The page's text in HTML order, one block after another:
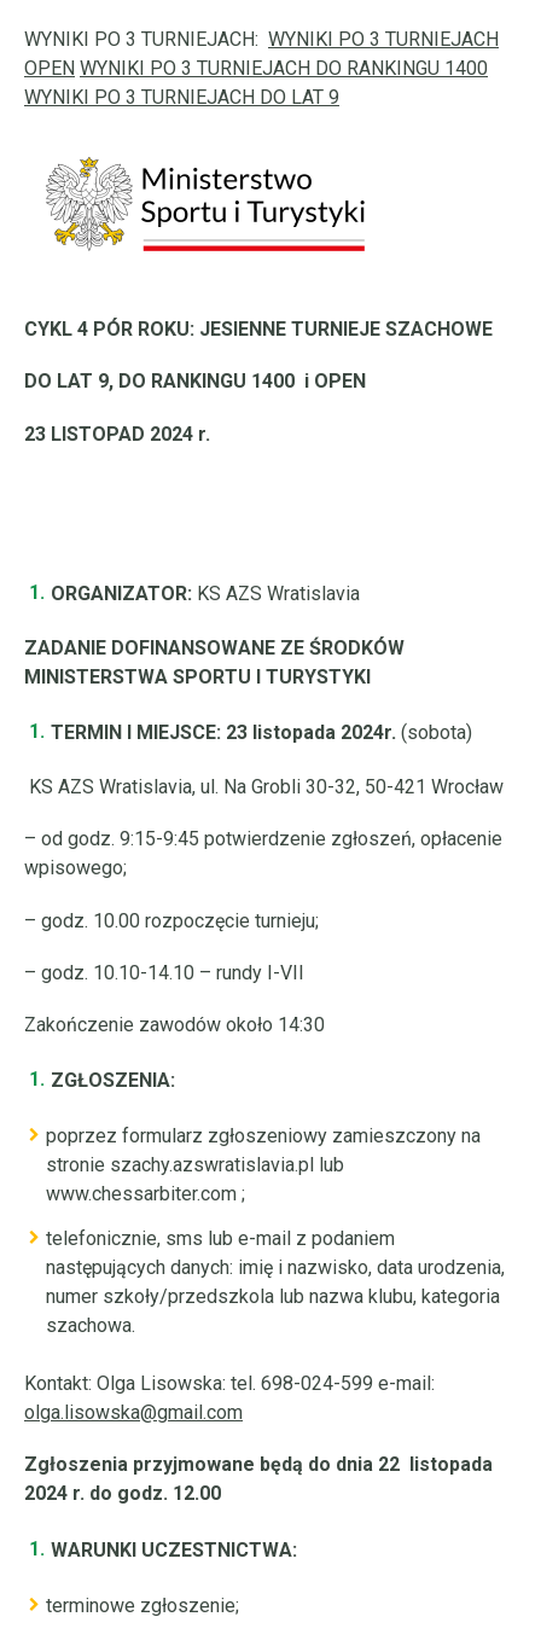
WYNIKI PO 3 TURNIEJACH: WYNIKI PO 3 TURNIEJACH
OPEN WYNIKI PO 3 TURNIEJACH DO RANKINGU 1400
WYNIKI PO 3 TURNIEJACH DO LAT 9
CYKL 4 PÓR ROKU: JESIENNE TURNIEJE SZACHOWE
DO LAT 9, DO RANKINGU 1400 i OPEN
23 LISTOPAD 2024 r.
ORGANIZATOR: KS AZS Wratislavia
ZADANIE DOFINANSOWANE ZE ŚRODKÓW
MINISTERSTWA SPORTU I TURYSTYKI
TERMIN I MIEJSCE: 23 listopada 2024r. (sobota)
KS AZS Wratislavia, ul. Na Grobli 30-32, 50-421 Wrocław
– od godz. 9:15-9:45 potwierdzenie zgłoszeń, opłacenie
wpisowego;
– godz. 10.00 rozpoczęcie turnieju;
– godz. 10.10-14.10 – rundy I-VII
Zakończenie zawodów około 14:30
ZGŁOSZENIA:
poprzez formularz zgłoszeniowy zamieszczony na
stronie szachy.azswratislavia.pl
lub
www.chessarbiter.com ;
telefonicznie, sms lub e-mail z podaniem
następujących danych: imię i nazwisko, data urodzenia,
numer szkoły/przedszkola lub nazwa klubu, kategoria
szachowa.
Kontakt: Olga Lisowska: tel. 698-024-599 e-mail:
olga.lisowska@gmail.com
Zgłoszenia przyjmowane będą do dnia 22 listopada
2024 r. do godz. 12.00
WARUNKI UCZESTNICTWA:
terminowe zgłoszenie;